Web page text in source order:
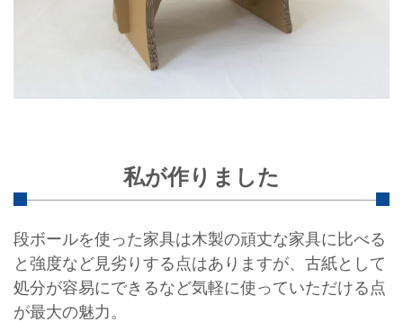
私が作りました
段ボールを使った家具は木製の頑丈な家具に比べる
と強度など見劣りする点はありますが、古紙として
処分が容易にできるなど気軽に使っていただける点
が最大の魅力。